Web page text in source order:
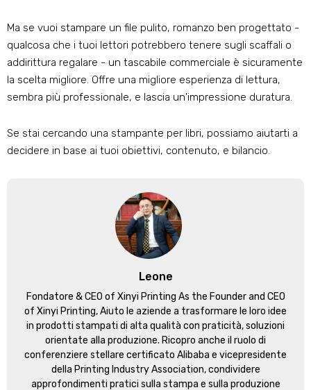
Ma se vuoi stampare un file pulito, romanzo ben progettato -
qualcosa che i tuoi lettori potrebbero tenere sugli scaffali o
addirittura regalare - un tascabile commerciale è sicuramente
la scelta migliore. Offre una migliore esperienza di lettura,
sembra più professionale, e lascia un'impressione duratura.
Se stai cercando una stampante per libri, possiamo aiutarti a
decidere in base ai tuoi obiettivi, contenuto, e bilancio.
Leone
Fondatore &CEO of Xinyi Printing As the Founder and CEO
of Xinyi Printing, Aiuto le aziende a trasformare le loro idee
in prodotti stampati di alta qualità con praticità, soluzioni
orientate alla produzione. Ricopro anche il ruolo di
conferenziere stellare certificato Alibaba e vicepresidente
della Printing Industry Association, condividere
approfondimenti pratici sulla stampa e sulla produzione